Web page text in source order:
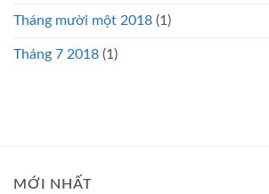
Tháng mười một 2018 (1)
Tháng 7 2018 (1)
MỚI NHẤT